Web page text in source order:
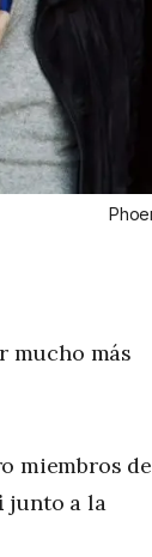
mucho más
miembros de
junto a la